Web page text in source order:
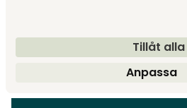
Tillåt alla
Anpassa